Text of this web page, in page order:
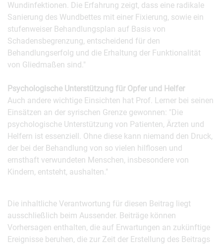
Wundinfektionen. Die Erfahrung zeigt, dass eine radikale
Sanierung des Wundbettes mit einer Fixierung, sowie ein
stufenweiser Behandlungsplan auf Basis von
Schadensbegrenzung, entscheidend für den
Behandlungserfolg und die Erhaltung der Funktionalität
von Gliedmaßen sind."
Psychologische Unterstützung für Opfer und Helfer
Auch andere wichtige Einsichten hat Prof. Lerner bei seinen
Einsätzen an der syrischen Grenze gewonnen: "Die
psychologische Unterstützung von Patienten, Ärzten und
Helfern ist essenziell. Ohne diese kann niemand den Druck,
der bei der Behandlung von so vielen hilflosen und
ernsthaft verwundeten Menschen, insbesondere von
Kindern, entsteht, aushalten."
Die inhaltliche Verantwortung für diesen Beitrag liegt
ausschließlich beim Aussender. Beiträge können
Vorhersagen enthalten, die auf Erwartungen an zukünftige
Ereignisse beruhen, die zur Zeit der Erstellung des Beitrags